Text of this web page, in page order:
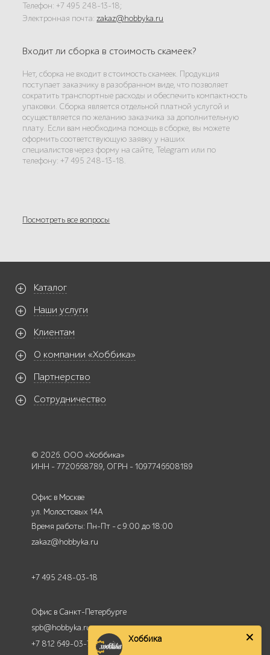
Телефон: +7 495 248-13-18;
Электронная почта:zakaz@hobbyka.ru
Входит ли сборка в стоимость скамеек?
Нет, сборка не входит в стоимость скамеек. Продукция
поступает заказчику в разобранном виде, что позволяет
сократить транспортные расходы и обеспечить компактность
упаковки. Сборка является отдельной платной услугой и
осуществляется по желанию заказчика за дополнительную
плату. Если вам необходима помощь в сборке, вы можете
оформить соответствующую заявку у наших
специалистов через форму на сайте, Telegram или по
телефону: +7 495 248-13-18.
Посмотреть все вопросы
Каталог
Наши услуги
Клиентам
О компании «Хоббика»
Партнерство
Сотрудничество
© 2026. ООО «Хоббика»
ИНН - 7720668789, ОГРН - 1097746608189
Офис в Москве
ул. Молостовых 14А
Время работы: Пн-Пт - с 9:00 до 18:00
zakaz@hobbyka.ru
+7 495 248-03-18
Офис в Санкт-Петербурге
spb@hobbyka.ru
+7 812 649-03-73
Хоббика